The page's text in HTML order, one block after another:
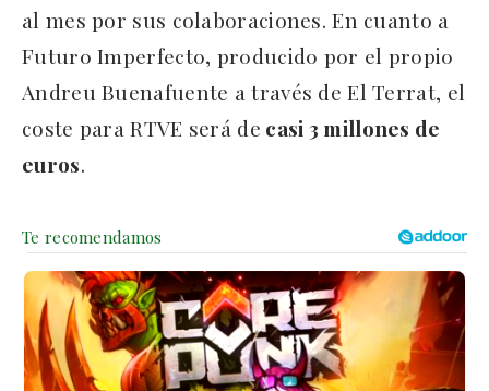
al mes por sus colaboraciones. En cuanto a
Futuro Imperfecto, producido por el propio
Andreu Buenafuente a través de El Terrat, el
coste para RTVE será de casi 3 millones de
euros.